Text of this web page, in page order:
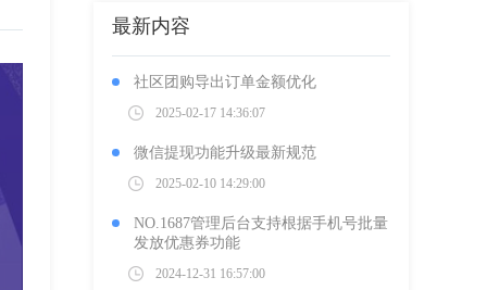
最新内容
社区团购导出订单金额优化
2025-02-17 14:36:07
微信提现功能升级最新规范
2025-02-10 14:29:00
NO.1687管理后台支持根据手机号批量
发放优惠券功能
2024-12-31 16:57:00